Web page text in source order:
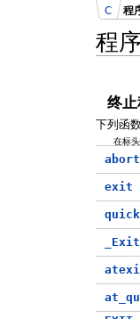
程
C 程
终
下列函
在标
abort
exit
_Exit